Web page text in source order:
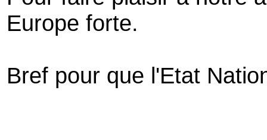
Europe forte.
Bref pour que l'Etat